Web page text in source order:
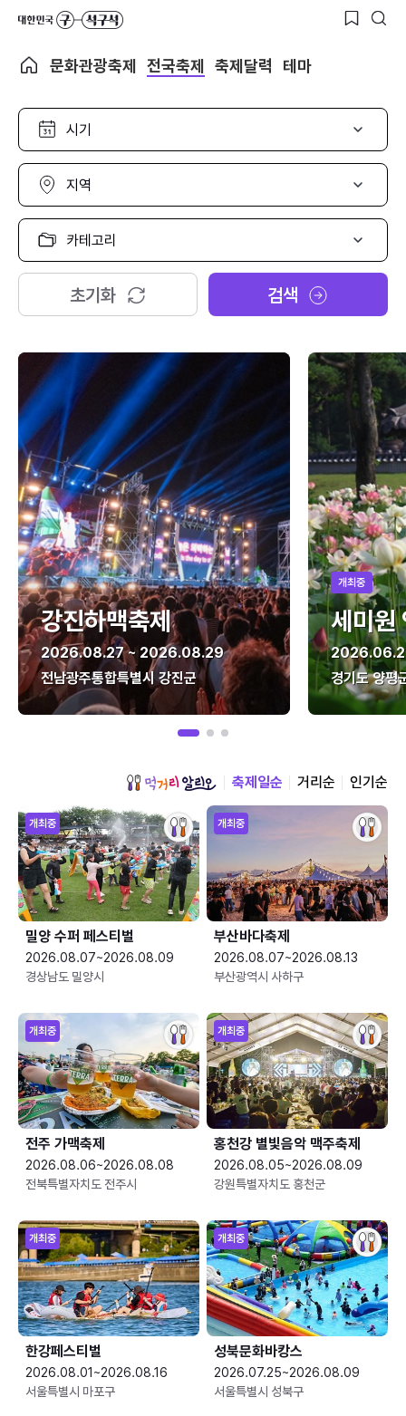
문화관광축제 전국축제 축제달력 테마
시
선
택
지
선
택
카
고
리
택
초기화 검색
강진하맥축제
2026.08.27 ~ 2026.08.29
전남광주통합특별시 강진군
개최중
세미원
경기도 양평
축제일순 거리순 인기순
개최중
밀양 수퍼 페스티벌
2026.08.07~2026.08.09
경상남도 밀양시
개최중
부산바다축제
2026.08.07~2026.08.13
부산광역시 사하구
개최중
전주 가맥축제
2026.08.06~2026.08.08
전북특별자치도 전주시
개최중
홍천강 별빛음악 맥주축제
2026.08.05~2026.08.09
강원특별자치도 홍천군
개최중
한강페스티벌
2026.08.01~2026.08.16
서울특별시 마포구
개최중
성북문화바캉스
2026.07.25~2026.08.09
서울특별시 성북구